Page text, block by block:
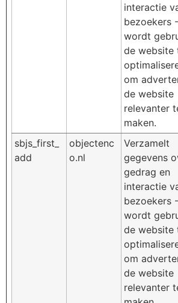
interactie
bezoekers
wordt
de website
om
de website
relevanter
maken.
sbjs_first_
add
objectenc
o.nl
Verzamelt
gegevens
gedrag en
interactie
bezoekers
wordt
de website
om
de website
relevanter